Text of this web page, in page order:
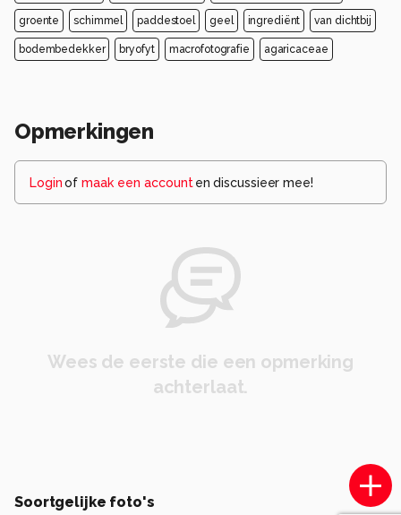
groente schimmel paddestoel geel ingrediënt van dichtbij
bodembedekker bryofyt macrofotografie agaricaceae
Opmerkingen
Loginof maak een account en discussieer mee!
Wees de eerste die een opmerking
achterlaat.
Soortgelijke foto's